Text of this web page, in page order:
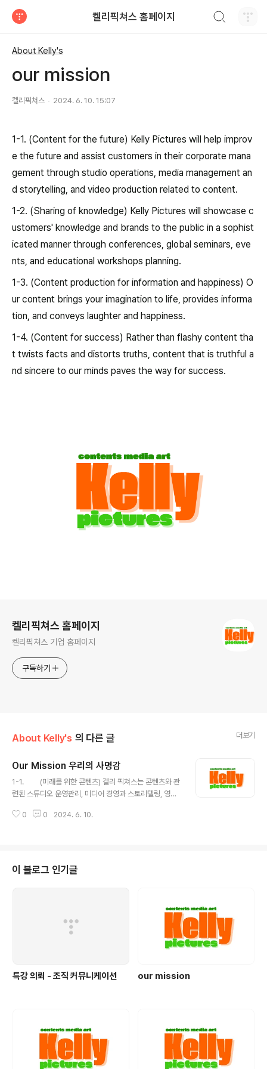
켈리픽쳐스 홈페이지
About Kelly's
our mission
켈리픽쳐스 2024. 6. 10. 15:07
1-1. (Content for the future) Kelly Pictures will help improv
e the future and assist customers in their corporate mana
gement through studio operations, media management an
d storytelling, and video production related to content.
1-2. (Sharing of knowledge) Kelly Pictures will showcase c
ustomers' knowledge and brands to the public in a sophist
icated manner through conferences, global seminars, eve
nts, and educational workshops planning.
1-3. (Content production for information and happiness) O
ur content brings your imagination to life, provides informa
tion, and conveys laughter and happiness.
1-4. (Content for success) Rather than flashy content tha
t twists facts and distorts truths, content that is truthful a
nd sincere to our minds paves the way for success.
켈리픽쳐스 홈페이지
켈리픽쳐스 기업 홈페이지
구독하기
About Kelly's 의 다른 글 더보기
Our Mission 우리의 사명감
1-1. (미래를 위한 콘텐츠) 켈리 픽쳐스는 콘텐츠와 관
련된 스튜디오 운영관리, 미디어 경영과 스토리텔링, 영상
입니다.1-2. (지식의 공유) 켈리픽쳐스는 컨퍼런스, 글
당신의 상상력을 현실화하고, 정보를 제공하기도 하고 웃
음과 행복을 전달합니다. 1-4. (성공을 위한 콘텐츠)
0 0 2024. 6. 10.
이 블로그 인기글
특강 의뢰 - 조직 커뮤니케이션 our mission